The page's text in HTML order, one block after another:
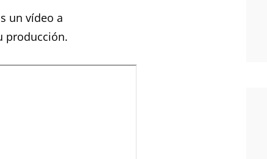
un vídeo a
producción.